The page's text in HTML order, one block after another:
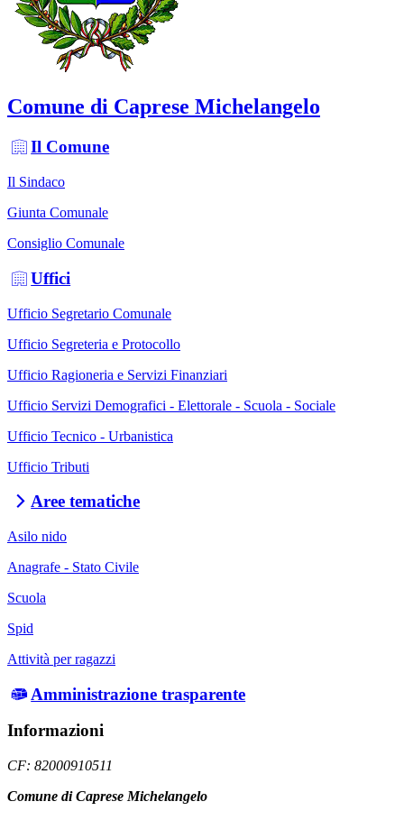
Comune di Caprese Michelangelo
Il Comune
Il Sindaco
Giunta Comunale
Consiglio Comunale
Uffici
Ufficio Segretario Comunale
Ufficio Segreteria e Protocollo
Ufficio Ragioneria e Servizi Finanziari
Ufficio Servizi Demografici - Elettorale - Scuola - Sociale
Ufficio Tecnico - Urbanistica
Ufficio Tributi
Aree tematiche
Asilo nido
Anagrafe - Stato Civile
Scuola
Spid
Attività per ragazzi
Amministrazione trasparente
Informazioni
CF: 82000910511
Comune di Caprese Michelangelo